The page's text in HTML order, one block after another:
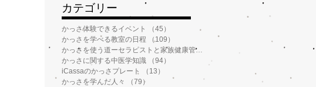
が高いわけ
​カテゴリー
かっさ体験できるイベント （45）
45件の記事
かっさを学べる教室の日程
（109）
かっさを使う道ーセラピストと家族健康管理
かっさに関する中医学知識
（94）
iCassaのかっさプレート
（13）
かっさを学んだ人々
（79）
79件の記事